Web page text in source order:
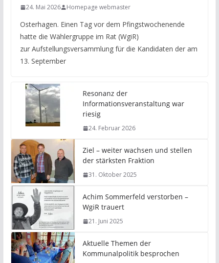
24. Mai 2026 Homepage webmaster
Osterhagen. Einen Tag vor dem Pfingstwochenende
hatte die Wählergruppe im Rat (WgiR)
zur Aufstellungsversammlung für die Kandidaten der am
13. September
Resonanz der
Informationsveranstaltung war
riesig
24. Februar 2026
Ziel – weiter wachsen und stellen
der stärksten Fraktion
31. Oktober 2025
Achim Sommerfeld verstorben –
WgiR trauert
21. Juni 2025
Aktuelle Themen der
Kommunalpolitik besprochen